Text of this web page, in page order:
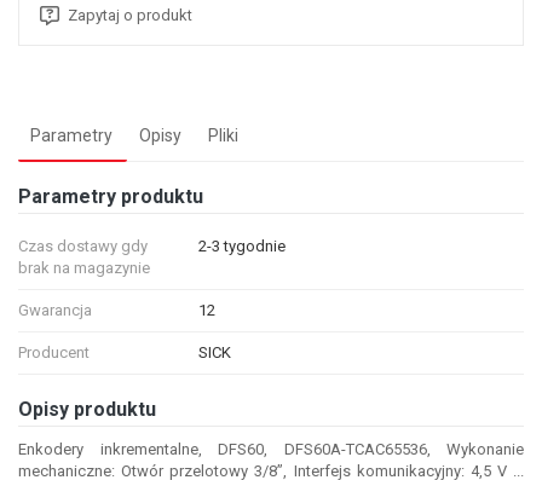
Zapytaj o produkt
Parametry Opisy Pliki
Parametry produktu
Czas dostawy gdy
brak na magazynie
2-3 tygodnie
Gwarancja 12
Producent SICK
Opisy produktu
Enkodery inkrementalne, DFS60, DFS60A-TCAC65536, Wykonanie
mechaniczne: Otwór przelotowy 3/8”, Interfejs komunikacyjny: 4,5 V ...